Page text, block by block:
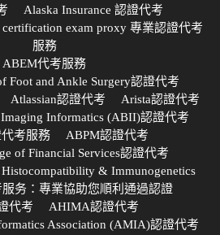
Alaska Insurance 認證代考
exam proxy 專業認證代考
服務
ABEM代考服務
Foot and Ankle Surgery認證代考
Atlassian認證代考
Arista認證代考
Informatics (ABII)認證代考
考服務
ABPM認證代考
of Financial Services認證代考
& Immunogenetics
务：專業協助您順利通過認證
代考
AHIMA認證代考
Association (AMIA)認證代考